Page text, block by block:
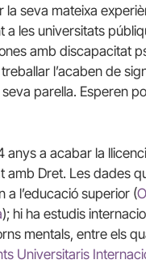
seva mateixa
a les universitats
amb discapacitat
l’acaben de
parella. Esperen
anys a acabar la
amb Dret. Les dades
a l’educació superior (
); hi ha estudis
mentals, entre els
Universitaris